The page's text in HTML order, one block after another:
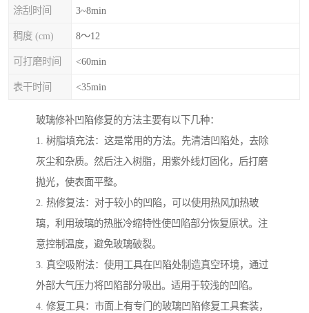
涂刮时间 3~8min
稠度 (cm) 8～12
可打磨时间 <60min
表干时间 <35min
玻璃修补凹陷修复的方法主要有以下几种：
1. 树脂填充法：这是常用的方法。先清洁凹陷处，去除
灰尘和杂质。然后注入树脂，用紫外线灯固化，后打磨
抛光，使表面平整。
2. 热修复法：对于较小的凹陷，可以使用热风加热玻
璃，利用玻璃的热胀冷缩特性使凹陷部分恢复原状。注
意控制温度，避免玻璃破裂。
3. 真空吸附法：使用工具在凹陷处制造真空环境，通过
外部大气压力将凹陷部分吸出。适用于较浅的凹陷。
4. 修复工具：市面上有专门的玻璃凹陷修复工具套装，